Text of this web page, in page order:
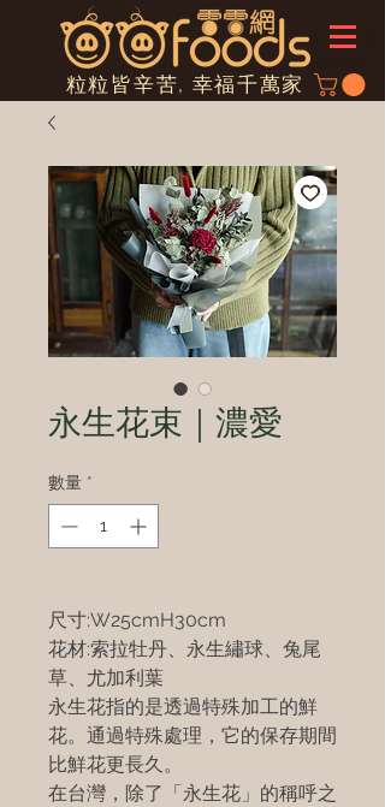
粒粒皆辛苦, 幸福千萬家
永生花束｜濃愛
數量 *
尺寸:W25cmH30cm
花材:索拉牡丹、永生繡球、兔尾
草、尤加利葉
永生花指的是透過特殊加工的鮮
花。通過特殊處理，它的保存期間
比鮮花更長久。
在台灣，除了「永生花」的稱呼之